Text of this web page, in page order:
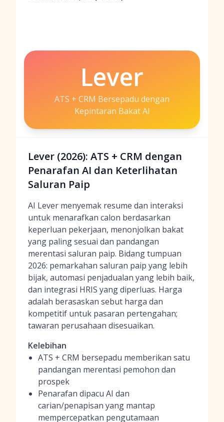
Lever
ATS + CRM Bersepadu dengan
Kepintaran Bakat AI
Lever (2026): ATS + CRM dengan
Penarafan AI dan Keterlihatan
Saluran Paip
AI Lever menyemak resume dan interaksi
untuk menarafkan calon berdasarkan
keperluan pekerjaan, menonjolkan bakat
yang paling sesuai dan pandangan
merentasi saluran paip. Bidang tumpuan
2026: pemarkahan saluran paip yang lebih
bijak, automasi penjadualan yang lebih baik,
dan integrasi HRIS yang diperluas. Harga
adalah berasaskan sebut harga dan
kompetitif untuk pasaran pertengahan;
tawaran perusahaan disesuaikan.
Kelebihan
ATS + CRM bersepadu memberikan satu
pandangan merentasi pemohon dan
prospek
Penarafan dipacu AI dan
carian/penapisan yang mantap
mempercepatkan pengutamaan